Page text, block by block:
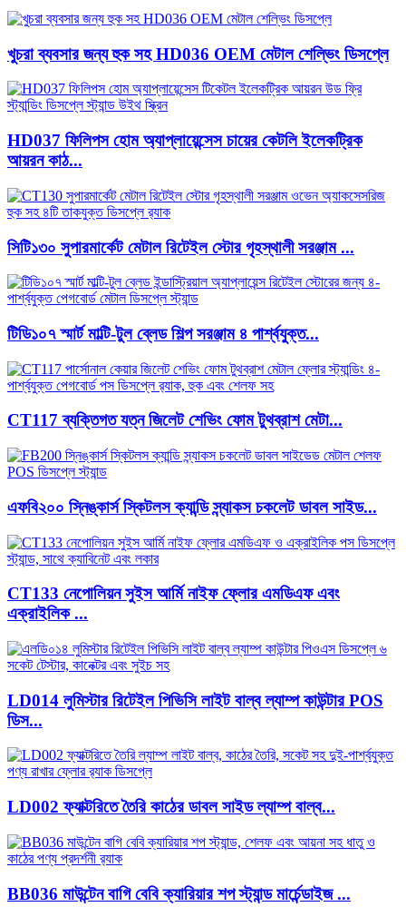
খুচরা ব্যবসার জন্য হুক সহ HD036 OEM মেটাল শেল্ভিং ডিসপ্লে
HD037 ফিলিপস হোম অ্যাপ্লায়েন্সেস চায়ের কেটলি ইলেকট্রিক
আয়রন কাঠ...
সিটি১৩০ সুপারমার্কেট মেটাল রিটেইল স্টোর গৃহস্থালী সরঞ্জাম ...
টিডি১০৭ স্মার্ট মাল্টি-টুল ব্লেড শিল্প সরঞ্জাম ৪ পার্শ্বযুক্ত...
CT117 ব্যক্তিগত যত্ন জিলেট শেভিং ফোম টুথব্রাশ মেটা...
এফবি২০০ স্নিঙ্কার্স স্কিটলস ক্যান্ডি স্ন্যাকস চকলেট ডাবল সাইড...
CT133 নেপোলিয়ন সুইস আর্মি নাইফ ফ্লোর এমডিএফ এবং
এক্রাইলিক ...
LD014 লুমিস্টার রিটেইল পিভিসি লাইট বাল্ব ল্যাম্প কাউন্টার POS
ডিস...
LD002 ফ্যাক্টরিতে তৈরি কাঠের ডাবল সাইড ল্যাম্প বাল্ব...
BB036 মাউন্টেন বাগি বেবি ক্যারিয়ার শপ স্ট্যান্ড মার্চেন্ডাইজ ...